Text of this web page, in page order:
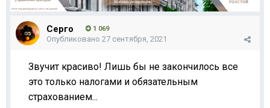
Серго 1 069
Опубликовано 27 сентября, 2021
Звучит красиво! Лишь бы не закончилось все
это только налогами и обязательным
страхованием...